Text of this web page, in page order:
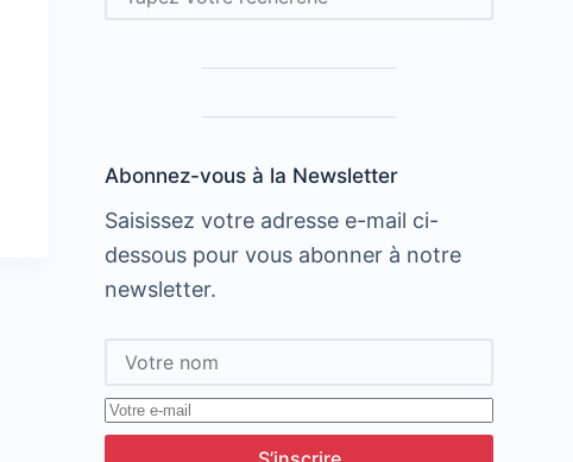
Abonnez-vous à la Newsletter
Saisissez votre adresse e-mail ci-
dessous pour vous abonner à notre
newsletter.